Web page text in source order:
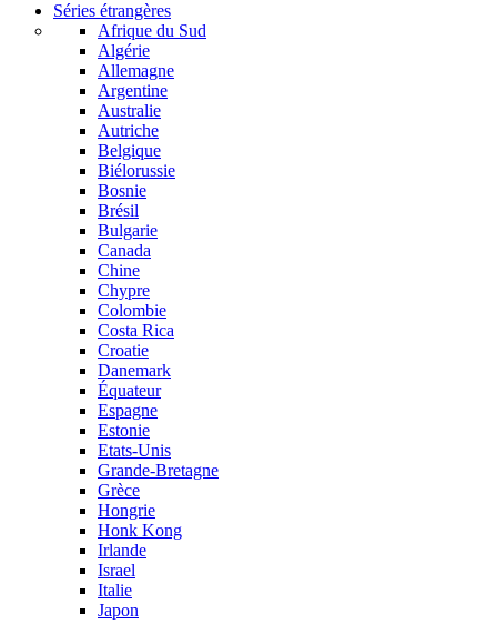
Séries étrangères
Afrique du Sud
Algérie
Allemagne
Argentine
Australie
Autriche
Belgique
Biélorussie
Bosnie
Brésil
Bulgarie
Canada
Chine
Chypre
Colombie
Costa Rica
Croatie
Danemark
Équateur
Espagne
Estonie
Etats-Unis
Grande-Bretagne
Grèce
Hongrie
Honk Kong
Irlande
Israel
Italie
Japon